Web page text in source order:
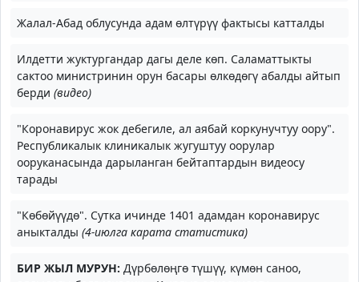
Жалал-Абад облусунда адам өлтүрүү фактысы катталды
Илдетти жуктургандар дагы деле көп. Саламаттыкты
сактоо министринин орун басары өлкөдөгү абалды айтып
берди (видео)
"Коронавирус жок дебегиле, ал аябай коркунучтуу оору".
Республикалык клиникалык жугуштуу оорулар
ооруканасында дарыланган бейтаптардын видеосу
тарады
"Көбөйүүдө". Сутка ичинде 1401 адамдан коронавирус
аныкталды (4-июлга карата статистика)
БИР ЖЫЛ МУРУН: Дүрбөлөңгө түшүү, күмөн саноо,